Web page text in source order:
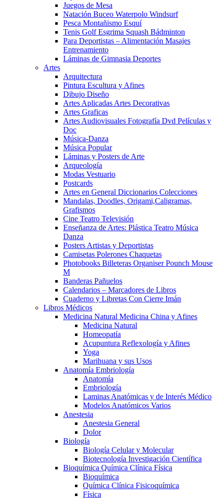
Juegos de Mesa
Natación Buceo Waterpolo Windsurf
Pesca Montañismo Esquí
Tenis Golf Esgrima Squash Bádminton
Para Deportistas – Alimentación Masajes
Entrenamiento
Láminas de Gimnasia Deportes
Artes
Arquitectura
Pintura Escultura y Afines
Dibujo Diseño
Artes Aplicadas Artes Decorativas
Artes Graficas
Artes Audiovisuales Fotografía Dvd Películas y
Doc
Música-Danza
Música Popular
Láminas y Posters de Arte
Arqueología
Modas Vestuario
Postcards
Artes en General Diccionarios Colecciones
Mandalas, Doodles, Origami,Caligramas,
Grafismos
Cine Teatro Televisión
Enseñanza de Artes: Plástica Teatro Música
Danza
Posters Artistas y Deportistas
Camisetas Polerones Chaquetas
Photobooks Billeteras Organiser Pounch Mouse
M
Banderas Pañuelos
Calendarios – Marcadores de Libros
Cuaderno y Libretas Con Cierre Imán
Libros Médicos
Medicina Natural Medicina China y Afines
Medicina Natural
Homeopatía
Acupuntura Reflexología y Afines
Yoga
Marihuana y sus Usos
Anatomía Embriología
Anatomía
Embriología
Laminas Anatómicas y de Interés Médico
Modelos Anatómicos Varios
Anestesia
Anestesia General
Dolor
Biología
Biología Celular y Molecular
Biotecnología Investigación Científica
Bioquímica Química Clínica Física
Bioquímica
Química Clínica Fisicoquímica
Física